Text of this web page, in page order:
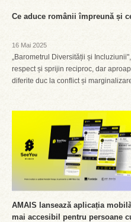
Ce aduce românii împreună și
16 Mai 2025
„Barometrul Diversității și
respect și sprijin reciproc, dar
diferite duc la conflict și
AMAIS lansează aplicația
mai accesibil pentru persoane